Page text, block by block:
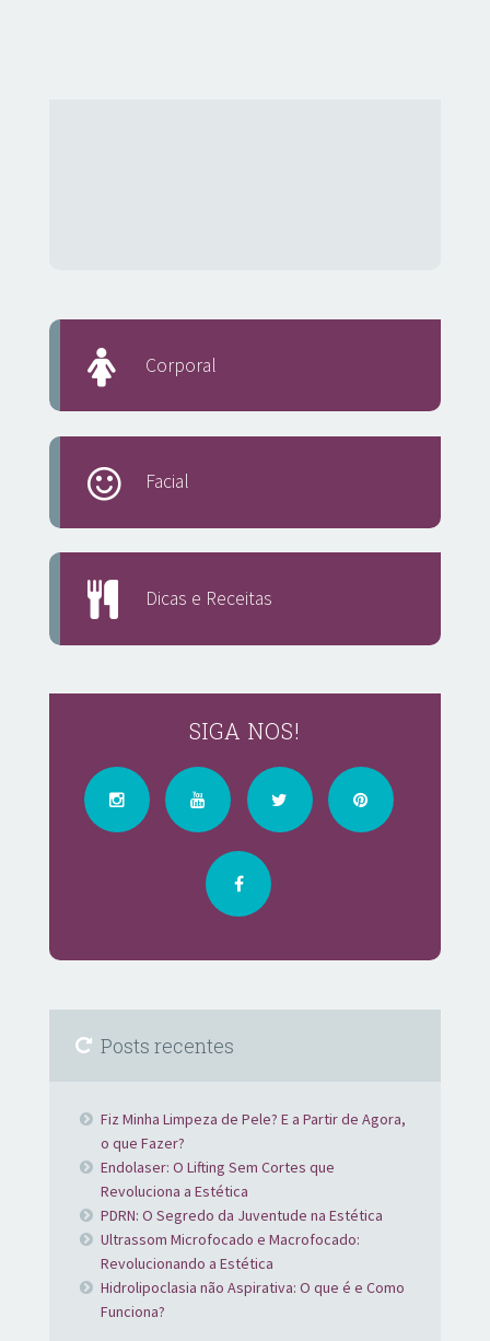
Corporal
Facial
Dicas e Receitas
SIGA NOS!
Posts recentes
Fiz Minha Limpeza de Pele? E a Partir de Agora,
o que Fazer?
Endolaser: O Lifting Sem Cortes que
Revoluciona a Estética
PDRN: O Segredo da Juventude na Estética
Ultrassom Microfocado e Macrofocado:
Revolucionando a Estética
Hidrolipoclasia não Aspirativa: O que é e Como
Funciona?